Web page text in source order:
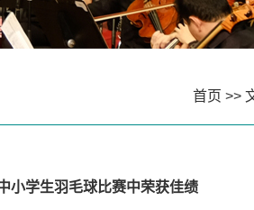
首页 >>
学生羽毛球比赛中荣获佳绩